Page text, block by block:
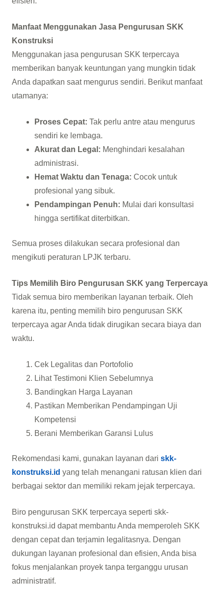
Manfaat Menggunakan Jasa Pengurusan SKK
Konstruksi
Menggunakan jasa pengurusan SKK terpercaya
memberikan banyak keuntungan yang mungkin tidak
Anda dapatkan saat mengurus sendiri. Berikut manfaat
utamanya:
Proses Cepat: Tak perlu antre atau mengurus
sendiri ke lembaga.
Akurat dan Legal: Menghindari kesalahan
administrasi.
Hemat Waktu dan Tenaga: Cocok untuk
profesional yang sibuk.
Pendampingan Penuh: Mulai dari konsultasi
hingga sertifikat diterbitkan.
Semua proses dilakukan secara profesional dan
mengikuti peraturan LPJK terbaru.
Tips Memilih Biro Pengurusan SKK yang Terpercaya
Tidak semua biro memberikan layanan terbaik. Oleh
karena itu, penting memilih biro pengurusan SKK
terpercaya agar Anda tidak dirugikan secara biaya dan
waktu.
Cek Legalitas dan Portofolio
Lihat Testimoni Klien Sebelumnya
Bandingkan Harga Layanan
Pastikan Memberikan Pendampingan Uji
Kompetensi
Berani Memberikan Garansi Lulus
Rekomendasi kami, gunakan layanan dari skk-
konstruksi.id yang telah menangani ratusan klien dari
berbagai sektor dan memiliki rekam jejak terpercaya.
Biro pengurusan SKK terpercaya seperti skk-
konstruksi.id dapat membantu Anda memperoleh SKK
dengan cepat dan terjamin legalitasnya. Dengan
dukungan layanan profesional dan efisien, Anda bisa
fokus menjalankan proyek tanpa terganggu urusan
administratif.